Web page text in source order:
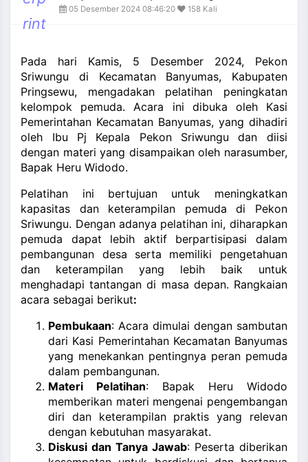
rint
05 Desember 2024 08:46:20 158 Kali
Pada hari Kamis, 5 Desember 2024, Pekon
Sriwungu di Kecamatan Banyumas, Kabupaten
Pringsewu, mengadakan pelatihan peningkatan
kelompok pemuda. Acara ini dibuka oleh Kasi
Pemerintahan Kecamatan Banyumas, yang dihadiri
oleh Ibu Pj Kepala Pekon Sriwungu dan diisi
dengan materi yang disampaikan oleh narasumber,
Bapak Heru Widodo.
Pelatihan ini bertujuan untuk meningkatkan
kapasitas dan keterampilan pemuda di Pekon
Sriwungu. Dengan adanya pelatihan ini, diharapkan
pemuda dapat lebih aktif berpartisipasi dalam
pembangunan desa serta memiliki pengetahuan
dan keterampilan yang lebih baik untuk
menghadapi tantangan di masa depan. Rangkaian
acara sebagai berikut:
Pembukaan: Acara dimulai dengan sambutan
dari Kasi Pemerintahan Kecamatan Banyumas
yang menekankan pentingnya peran pemuda
dalam pembangunan.
Materi Pelatihan: Bapak Heru Widodo
memberikan materi mengenai pengembangan
diri dan keterampilan praktis yang relevan
dengan kebutuhan masyarakat.
Diskusi dan Tanya Jawab: Peserta diberikan